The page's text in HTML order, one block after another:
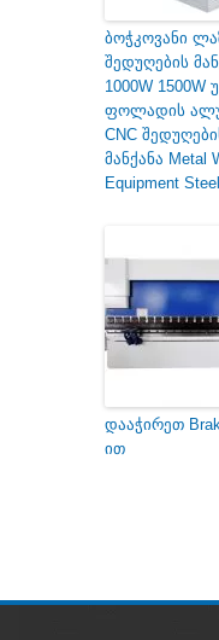
ბოჭკოვანი
შედუღების
1000W 1500W
ფოლადის
CNC
მანქანა Metal
Equipment Steel
დააჭირეთ
ით